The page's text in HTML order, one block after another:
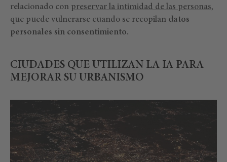
relacionado con preservar la intimidad de las personas,
que puede vulnerarse cuando se recopilan datos
personales sin consentimiento.
CIUDADES QUE UTILIZAN LA IA PARA
MEJORAR SU URBANISMO